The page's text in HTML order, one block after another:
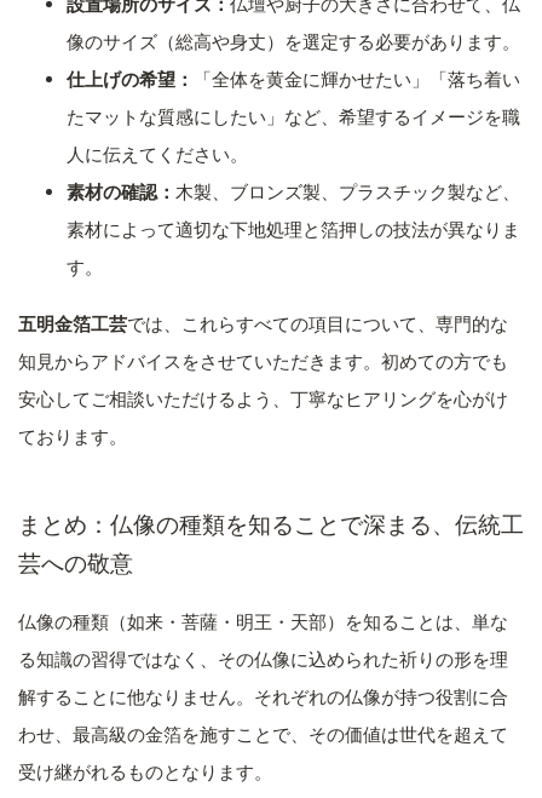
像のサイズ（総高や身丈）を選定する必要があります。
仕上げの希望：
「全体を黄金に輝かせたい」「落ち着い
たマットな質感にしたい」など、希望するイメージを職
人に伝えてください。
素材の確認： 木製、ブロンズ製、プラスチック製など、
素材によって適切な下地処理と箔押しの技法が異なりま
す。
五明金箔工芸では、これらすべての項目について、専門的な
知見からアドバイスをさせていただきます。初めての方でも
安心してご相談いただけるよう、丁寧なヒアリングを心がけ
ております。
まとめ：仏像の種類を知ることで深まる、伝統工
芸への敬意
仏像の種類（如来・菩薩・明王・天部）を知ることは、単な
る知識の習得ではなく、その仏像に込められた祈りの形を理
解することに他なりません。それぞれの仏像が持つ役割に合
わせ、最高級の金箔を施すことで、その価値は世代を超えて
受け継がれるものとなります。